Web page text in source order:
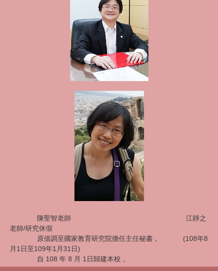
陳聖智老師 江靜之
老師/研究休假
原借調至國家教育研究院擔任主任秘書，
(108年8
月1日至109年1月31日)
自 108 年 8 月 1日歸建本校 。